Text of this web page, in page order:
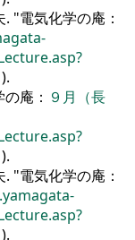
. 電気化学の庵：
).
庵： ９月（長
).
. 電気化学の庵：
).